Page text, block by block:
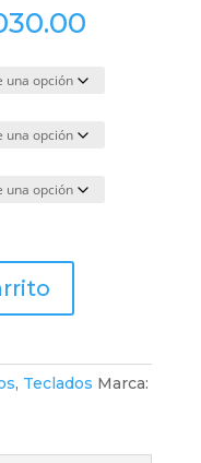
Rango
precios:
hasta
, Teclados Marca: